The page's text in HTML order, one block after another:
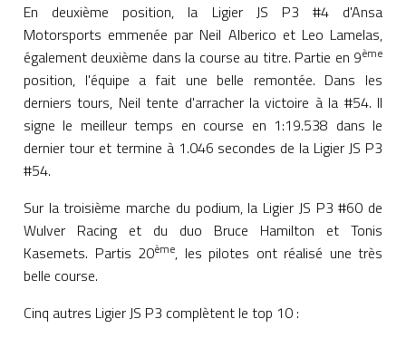
En deuxième position, la Ligier JS P3 #4 d'Ansa
Motorsports emmenée par Neil Alberico et Leo Lamelas,
également deuxième dans la course au titre. Partie en 9ème
position, l'équipe a fait une belle remontée. Dans les
derniers tours, Neil tente d'arracher la victoire à la #54. Il
signe le meilleur temps en course en 1:19.538 dans le
dernier tour et termine à 1.046 secondes de la Ligier JS P3
#54.
Sur la troisième marche du podium, la Ligier JS P3 #60 de
Wulver Racing et du duo Bruce Hamilton et Tonis
Kasemets. Partis 20ème, les pilotes ont réalisé une très
belle course.
Cinq autres Ligier JS P3 complètent le top 10 :